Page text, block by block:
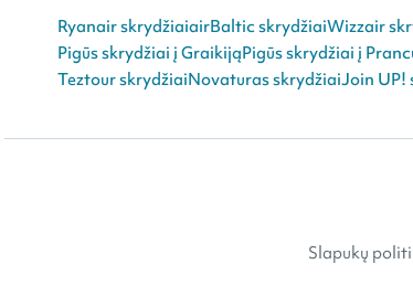
Ryanair skrydžiaiairBaltic skrydžiaiWizzair
Pigūs skrydžiai į GraikijąPigūs skrydžiai į
Teztour skrydžiaiNovaturas skrydžiaiJoin UP!
Slapukų